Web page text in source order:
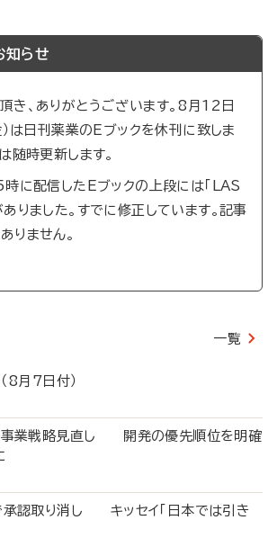
知らせ
き、ありがとうございます。8月12日
）は日刊薬業のEブックを休刊に致しま
随時更新します。
に配信したEブックの上段には「LAS
りました。すでに修正しています。記事
りません。
一覧
（8月7日付）
事業戦略見直し 開発の優先順位を明確
承認取り消し キッセイ「日本では引き